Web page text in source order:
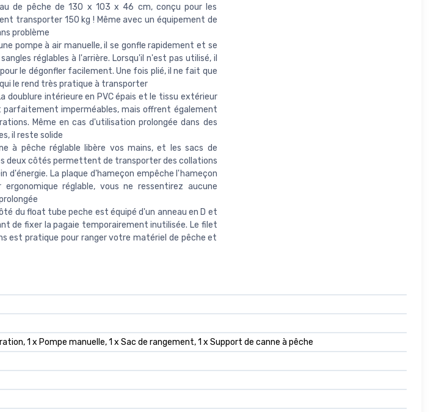
de pêche de 130 x 103 x 46 cm, conçu pour les
transporter 150 kg ! Même avec un équipement de
problème
pompe à air manuelle, il se gonfle rapidement et se
réglables à l'arrière. Lorsqu'il n'est pas utilisé, il
le dégonfler facilement. Une fois plié, il ne fait que
le rend très pratique à transporter
doublure intérieure en PVC épais et le tissu extérieur
parfaitement imperméables, mais offrent également
Même en cas d'utilisation prolongée dans des
il reste solide
à pêche réglable libère vos mains, et les sacs de
deux côtés permettent de transporter des collations
d'énergie. La plaque d'hameçon empêche l'hameçon
réglable, vous ne ressentirez aucune
du float tube peche est équipé d'un anneau en D et
de fixer la pagaie temporairement inutilisée. Le filet
est pratique pour ranger votre matériel de pêche et
1 x Pompe manuelle, 1 x Sac de rangement, 1 x Support de canne à pêche